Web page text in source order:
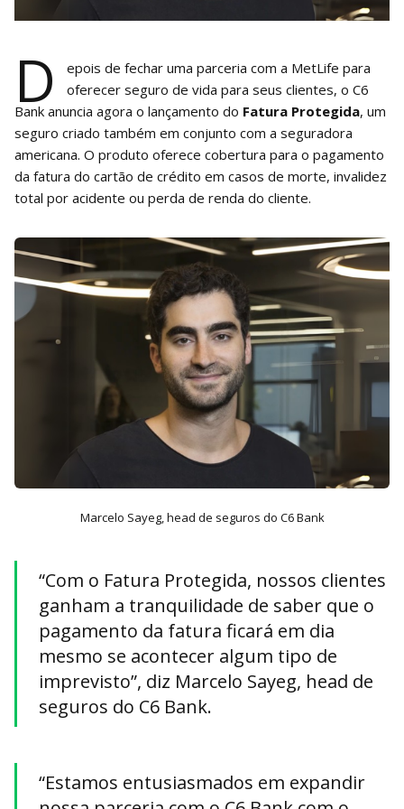
D
epois de fechar uma parceria com a MetLife para
oferecer seguro de vida para seus clientes, o C6
Bank anuncia agora o lançamento do Fatura Protegida, um
seguro criado também em conjunto com a seguradora
americana. O produto oferece cobertura para o pagamento
da fatura do cartão de crédito em casos de morte, invalidez
total por acidente ou perda de renda do cliente.
Marcelo Sayeg, head de seguros do C6 Bank
“Com o Fatura Protegida, nossos clientes
ganham a tranquilidade de saber que o
pagamento da fatura ficará em dia
mesmo se acontecer algum tipo de
imprevisto”, diz Marcelo Sayeg, head de
seguros do C6 Bank.
“Estamos entusiasmados em expandir